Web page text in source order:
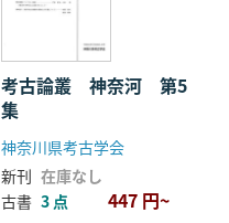
考古論叢 神奈河 第5
集
神奈川県考古学会
新刊 在庫なし
古書 3 点 447 円~